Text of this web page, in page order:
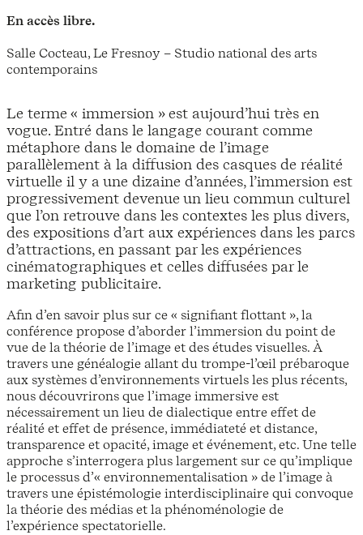
En accès libre.
Salle Cocteau, Le Fresnoy – Studio national des arts
contemporains
Le terme « immersion » est aujourd’hui très en
vogue. Entré dans le langage courant comme
métaphore dans le domaine de l’image
parallèlement à la diffusion des casques de réalité
virtuelle il y a une dizaine d’années, l’immersion est
progressivement devenue un lieu commun culturel
que l’on retrouve dans les contextes les plus divers,
des expositions d’art aux expériences dans les parcs
d’attractions, en passant par les expériences
cinématographiques et celles diffusées par le
marketing publicitaire.
Afin d’en savoir plus sur ce « signifiant flottant », la
conférence propose d’aborder l’immersion du point de
vue de la théorie de l’image et des études visuelles. À
travers une généalogie allant du trompe-l’œil prébaroque
aux systèmes d’environnements virtuels les plus récents,
nous découvrirons que l’image immersive est
nécessairement un lieu de dialectique entre effet de
réalité et effet de présence, immédiateté et distance,
transparence et opacité, image et événement, etc. Une telle
approche s’interrogera plus largement sur ce qu’implique
le processus d’« environnementalisation » de l’image à
travers une épistémologie interdisciplinaire qui convoque
la théorie des médias et la phénoménologie de
l’expérience spectatorielle.